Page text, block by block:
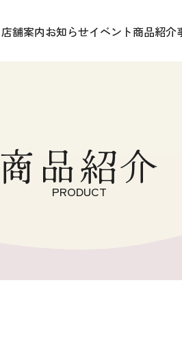
店舗案内お知らせイベント商品紹介
商品紹介
PRODUCT